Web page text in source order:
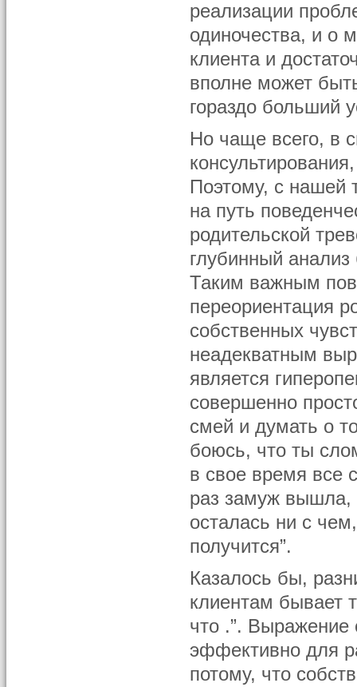
реализации
одиночества, и о
клиента и
вполне может
гораздо больший
Но чаще всего, в
Поэтому, с нашей
на путь
родительской
глубинный
Таким важным
переориентация
собственных
неадекватным
является
совершенно
смей и думать о
боюсь, что ты
в свое время все
раз замуж вышла,
осталась ни с
получится”.
Казалось бы,
клиентам бывает
что .”. Выражение
эффективно для
потому, что